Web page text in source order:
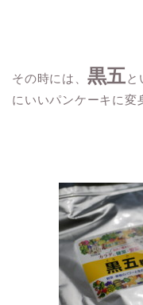
その時には、 黒五と
にいいパンケーキに変